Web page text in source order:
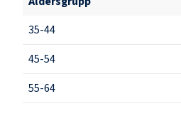
35-44
45-54
55-64